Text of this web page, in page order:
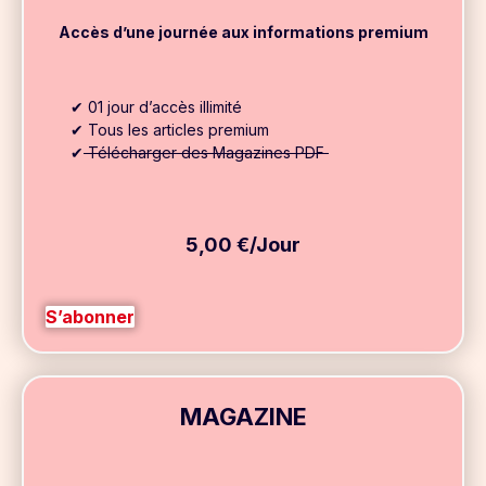
Accès d’une journée aux informations premium
✔ 01 jour d’accès illimité
✔ Tous les articles premium
✔Télécharger des Magazines PDF
5,00 €/Jour
S’abonner
MAGAZINE